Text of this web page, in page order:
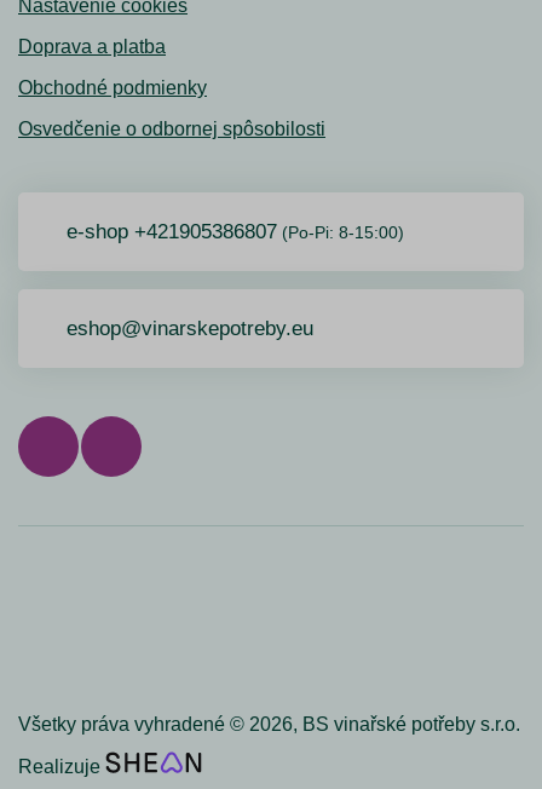
Nastavenie cookies
Doprava a platba
Obchodné podmienky
Osvedčenie o odbornej spôsobilosti
e-shop +421905386807 (Po-Pi: 8-15:00)
eshop@vinarskepotreby.eu
Všetky práva vyhradené © 2026, BS vinařské potřeby s.r.o.
Realizuje